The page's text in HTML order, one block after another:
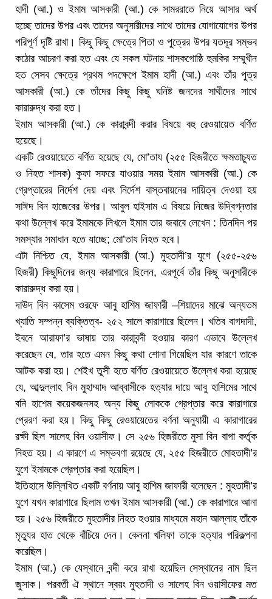
হাদী (আ.) ও ইমাম আসকারী (আ.) কে সামররাতে নিয়ে আসার অর্থ
হচ্ছে তাদের উপর এবং তাদের অনুসারীদের সাথে তাদের যোগাযোগের উপর
পরিপূর্ণ দৃষ্টি রাখা। কিছু কিছু ক্ষেত্রে পিতা ও পুত্রের উপর যতদূর সম্ভব
কঠোর আচরণ করা হত এবং যে সকল ঘটনায় শাসকগোষ্ঠি হুমকির সম্মুখীন
হত সেসব ক্ষেত্রে প্রথম পদক্ষেপে ইমাম হাদী (আ.) এবং তাঁর পুত্র
আসকারী (আ.) কে তাঁদের কিছু কিছু ঘনিষ্ট জনদের সাথীদের সাথে
কারারুদ্ধ করা হত।
ইমাম আসকারী (আ.) কে কারাবন্দী করার বিষয়ে বহু রেওয়ায়েত বর্ণিত
হয়েছে।
একটি রেওয়ায়েতে বর্ণিত হয়েছে যে, মো’তায (২৫৫ হিজরীতে ক্ষমতাচ্যুত
ও নিহত শাসক) কুফা সফরে যাওয়ার সময় ইমাম আসকারী (আ.) কে
গ্রেপ্তারের নির্দেশ দেয় এবং নির্দেশ বাস্তবায়নের দায়িত্ব দেওয়া হয়
সাঈদ বিন হাজেবের উপর। আবুল হাইসাম এ বিষয়ে নিজের উদ্বিগ্নতার
কথা উল্লেখ করে ইমামকে লিখলে ইমাম তার জবাবে লেখেন : তিনদিন পর
সমস্যার সমাধান হতে যাচ্ছে; মো’তায নিহত হবে।
এটা নিশ্চিত যে, ইমাম আসকারী (আ.) মুহতাদী’র যুগে (২৫৫-২৫৬
হিজরী) কিছুদিনের জন্য কারাগারে ছিলেন, এরপূর্বে তাঁর কিছু অনুসারীকে
কারারুদ্ধ করা হয়।
দাউদ বিন কাসেম ওরফে আবু হাশিম জাফারী –শিয়াদের মাঝে অন্যতম
খ্যাতি সম্পন্ন ব্যক্তিত্ব- ২৫২ সালে কারাগারে ছিলেন। খতিব বাগদাদী,
ইবনে আরাফা’র ভাষায় তার কারাবন্দী হওয়ার কারণ এভাবে উল্লেখ
করেছেন যে, তার হতে এমন কিছু কথা শোনা গিয়েছিল যার কারণে তাকে
আটক করা হয়। শেইখ তুসী হতে বর্ণিত রেওয়ায়েতে উল্লেখ করা হয়েছে
যে, আব্দুল্লাহ বিন মুহাম্মাদ আব্বাসীকে হত্যার দায়ে আবু হাশিমের সাথে
বনি হাশেম কয়েকজনসহ অন্য কিছু লোককে গ্রেপ্তার করে কারাগারে
প্রেরণ করা হয়। কিছু কিছু রেওয়ায়েতের বর্ণনা অনুযায়ী এ কারাগারের
রক্ষী ছিল সালেহ বিন ওয়াসীফ। সে ২৫৬ হিজরীতে মুসা বিন বাগা কর্তৃক
নিহত হয়। এ কারণে এ সম্ভবণা রয়েছে যে, ২৫৫ হিজরীতে মোহতাদী’র
যুগে ইমামকে গ্রেপ্তার করা হয়েছিল।
ইতিহাসে উল্লিখিত একটি বর্ণনায় আবু হাশিম জাফারী বলেছেন : মুহতাদী’র
যুগে যখন কারাগারে ছিলাম তখন ইমাম আসকারী (আ.) কে কারাগারে আনা
হয়। ২৫৬ হিজরীতে মুহতাদীর নিহত হওয়ার মাধ্যমে মহান আল্লাহ তাঁকে
মৃত্যুর হাত থেকে বাঁচিয়ে দেন। কেননা খলিফা তাকে হত্যার পরিকল্পনা
করেছিল।
ইমাম (আ.) কে যেস্থানে বন্দী করে রাখা হয়েছিল সেস্থানের নাম ছিল
জুসাক। পরবর্তী ঐ স্থানে স্বয়ং মুহতাদী ও সালেহ বিন ওয়াসীফের মত